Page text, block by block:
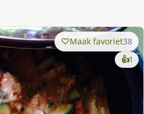
Maak favoriet38
👍1